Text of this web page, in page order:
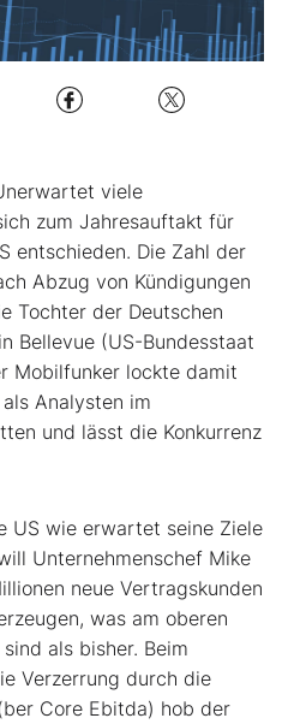
viele
zum Jahresauftakt für
entschieden. Die Zahl der
Abzug von Kündigungen
Tochter der Deutschen
Bellevue (US-Bundesstaat
Mobilfunker lockte damit
Analysten im
und lässt die Konkurrenz
US wie erwartet seine Ziele
Unternehmenschef Mike
neue Vertragskunden
was am oberen
als bisher. Beim
Verzerrung durch die
Core Ebitda) hob der